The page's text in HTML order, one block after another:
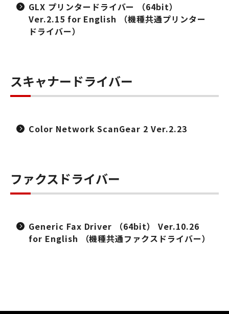
GLX プリンタードライバー （64bit）
Ver.2.15 for English （機種共通プリンター
ドライバー）
スキャナードライバー
Color Network ScanGear 2 Ver.2.23
ファクスドライバー
Generic Fax Driver （64bit） Ver.10.26
for English （機種共通ファクスドライバー）